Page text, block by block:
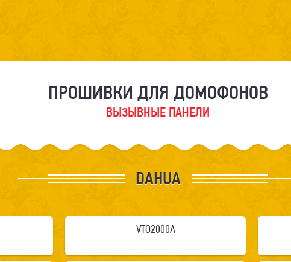
ПРОШИВКИ ДЛЯ ДОМОФОНОВ
ВЫЗЫВНЫЕ ПАНЕЛИ
DAHUA
VTO2000A